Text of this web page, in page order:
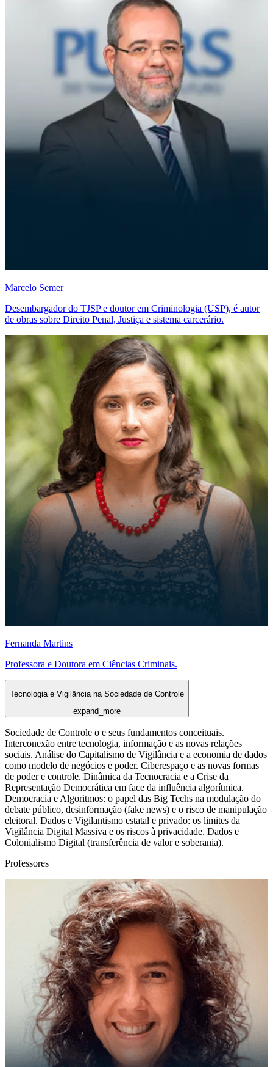
Marcelo Semer
Desembargador do TJSP e doutor em Criminologia (USP), é autor
de obras sobre Direito Penal, Justiça e sistema carcerário.
Fernanda Martins
Professora e Doutora em Ciências Criminais.
Tecnologia e Vigilância na Sociedade de Controle
expand_more
Sociedade de Controle o e seus fundamentos conceituais.
Interconexão entre tecnologia, informação e as novas relações
sociais. Análise do Capitalismo de Vigilância e a economia de dados
como modelo de negócios e poder. Ciberespaço e as novas formas
de poder e controle. Dinâmica da Tecnocracia e a Crise da
Representação Democrática em face da influência algorítmica.
Democracia e Algoritmos: o papel das Big Techs na modulação do
debate público, desinformação (fake news) e o risco de manipulação
eleitoral. Dados e Vigilantismo estatal e privado: os limites da
Vigilância Digital Massiva e os riscos à privacidade. Dados e
Colonialismo Digital (transferência de valor e soberania).
Professores